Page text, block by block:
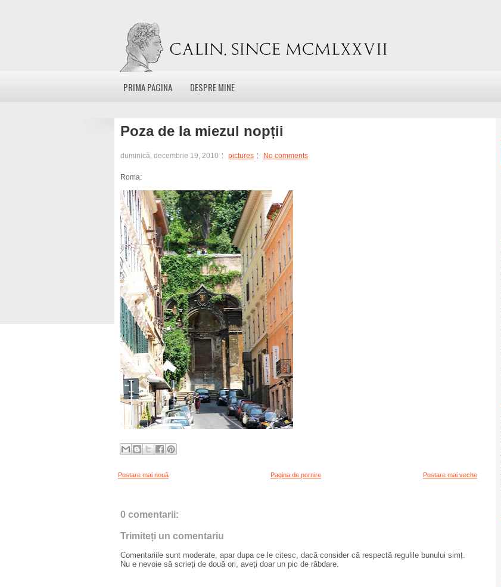
PRIMA PAGINA DESPRE MINE
Poza de la miezul nopții
duminică, decembrie 19, 2010 pictures No comments
Roma:
Postare mai nouă Postare mai veche
Pagina de pornire
0 comentarii:
Trimiteți un comentariu
Comentariile sunt moderate, apar dupa ce le citesc, dacă consider că respectă regulile bunului simț.
Nu e nevoie să scrieți de două ori, aveți doar un pic de răbdare.